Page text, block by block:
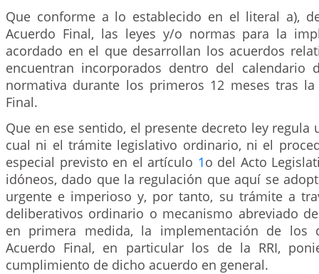
Que conforme a lo establecido en el literal a),
Acuerdo Final, las leyes y/o normas para la
acordado en el que desarrollan los acuerdos
encuentran incorporados dentro del calendario
normativa durante los primeros 12 meses tras
Final.
Que en ese sentido, el presente decreto ley regula
cual ni el trámite legislativo ordinario, ni el
especial previsto en el artículo 1o del Acto
idóneos, dado que la regulación que aquí se
urgente e imperioso y, por tanto, su trámite a
deliberativos ordinario o mecanismo abreviado
en primera medida, la implementación de los
Acuerdo Final, en particular los de la RRI,
cumplimiento de dicho acuerdo en general.